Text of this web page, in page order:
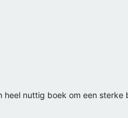
nuttig boek om een sterke